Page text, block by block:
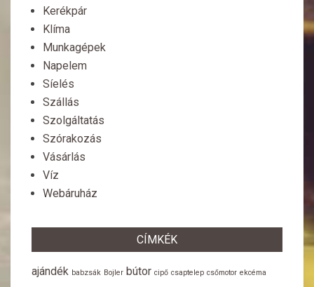
Kerékpár
Klíma
Munkagépek
Napelem
Síelés
Szállás
Szolgáltatás
Szórakozás
Vásárlás
Víz
Webáruház
CÍMKÉK
ajándék babzsák Bojler bútor cipő csaptelep csőmotor ekcéma